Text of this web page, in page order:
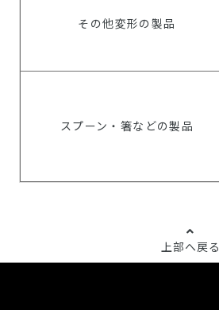
その他変形の製品
スプーン・箸などの製品
上部へ戻る